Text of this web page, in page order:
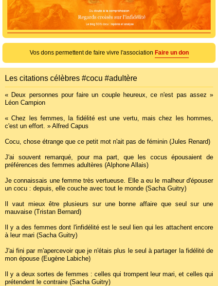
e
r
c
h
r
Vos dons permettent de faire vivre l'association Faire un don
Les citations célèbres #cocu #adultère
« Deux personnes pour faire un couple heureux, ce n'est pas assez »
Léon Campion
« Chez les femmes, la fidélité est une vertu, mais chez les hommes,
c'est un effort. » Alfred Capus
Cocu, chose étrange que ce petit mot n'ait pas de féminin (Jules Renard)
J'ai souvent remarqué, pour ma part, que les cocus épousaient de
préférences des femmes adultères (Alphone Allais)
Je connaissais une femme très vertueuse. Elle a eu le malheur d'épouser
un cocu : depuis, elle couche avec tout le monde (Sacha Guitry)
Il vaut mieux être plusieurs sur une bonne affaire que seul sur une
mauvaise (Tristan Bernard)
Il y a des femmes dont l'infidélité est le seul lien qui les attachent encore
à leur mari (Sacha Guitry)
J'ai fini par m'apercevoir que je n'étais plus le seul à partager la fidélité de
mon épouse (Eugène Labiche)
Il y a deux sortes de femmes : celles qui trompent leur mari, et celles qui
prétendent le contraire (Sacha Guitry)